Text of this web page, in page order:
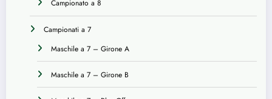
Campionato a 8
Campionati a 7
Maschile a 7 – Girone A
Maschile a 7 – Girone B